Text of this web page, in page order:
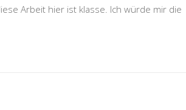
Arbeit hier ist klasse. Ich würde mir die